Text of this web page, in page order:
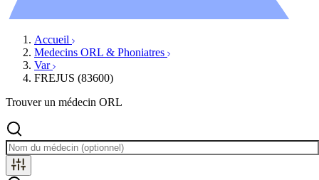
Accueil
Medecins ORL & Phoniatres
Var
FREJUS (83600)
Trouver un médecin ORL